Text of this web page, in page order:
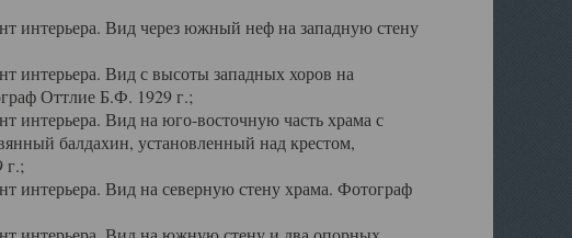
Вид через южный неф на западную стену
Вид с высоты западных хоров на
Оттлие Б.Ф. 1929 г.;
Вид на юго-восточную часть храма с
балдахин, установленный над крестом,
г.;
Вид на северную стену храма. Фотограф